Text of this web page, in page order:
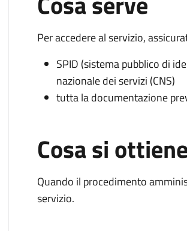
Per accedere al servizio,
SPID (sistema pubblico di
nazionale dei servizi (CNS)
tutta la documentazione
Cosa si ottiene
Quando il procedimento
servizio.